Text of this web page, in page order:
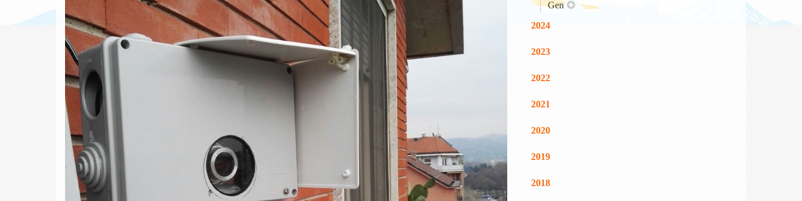
Gen
2024
2023
2022
2021
2020
2019
2018